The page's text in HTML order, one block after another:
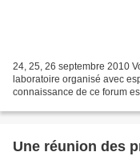
24, 25, 26 septembre 2010
laboratoire organisé avec
connaissance de ce forum
Une réunion des